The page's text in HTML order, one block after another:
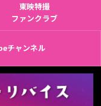
東映特撮
ファンクラブ
チャンネル